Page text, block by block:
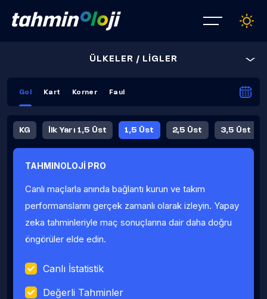
ÜLKELER / LİGLER
Gol Kart Korner Faul
KG İlk Yarı 1,5 Üst 1,5 Üst 2,5 Üst 3,5 Üst
Fauller Ortalama
TAHMINOLOJİ PRO
Canlı maçlarla anında bağlantı kurun ve takım
performanslarını gerçek zamanlı olarak izleyin. Yapay
zeka tahminleriyle maç sonuçlarına dair daha doğru
öngörüler elde edin.
Canlı İstatistik
Değerli Tahminler